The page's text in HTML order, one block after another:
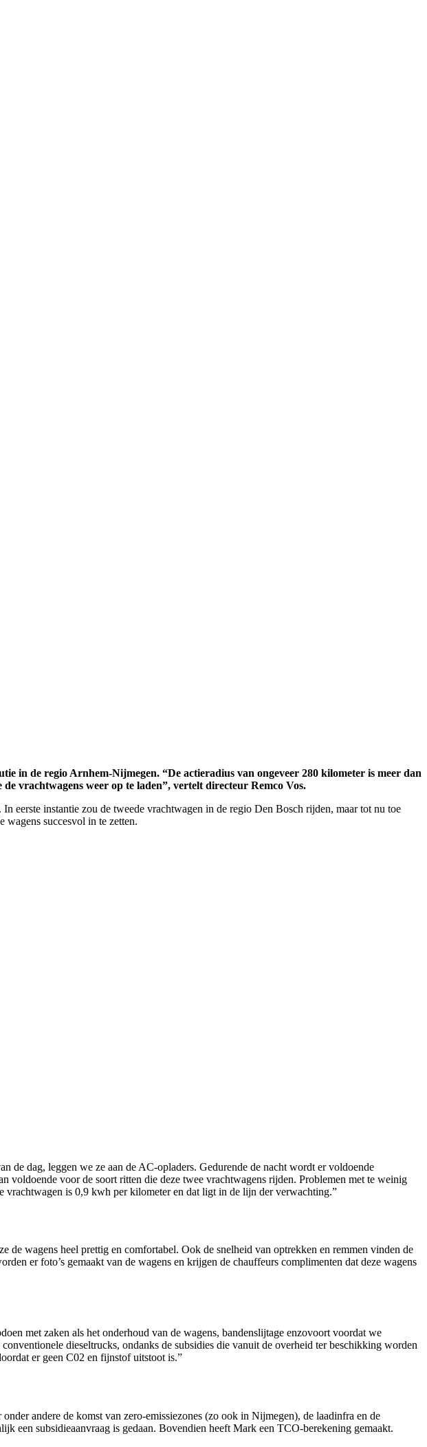
in de regio Arnhem-Nijmegen. “De actieradius van ongeveer 280 kilometer is meer dan
vrachtwagens weer op te laden”, vertelt directeur Remco Vos.
eerste instantie zou de tweede vrachtwagen in de regio Den Bosch rijden, maar tot nu toe
succesvol in te zetten.
de dag, leggen we ze aan de AC-opladers. Gedurende de nacht wordt er voldoende
voldoende voor de soort ritten die deze twee vrachtwagens rijden. Problemen met te weinig
is 0,9 kwh per kilometer en dat ligt in de lijn der verwachting.”
wagens heel prettig en comfortabel. Ook de snelheid van optrekken en remmen vinden de
er foto’s gemaakt van de wagens en krijgen de chauffeurs complimenten dat deze wagens
met zaken als het onderhoud van de wagens, bandenslijtage enzovoort voordat we
dieseltrucks, ondanks de subsidies die vanuit de overheid ter beschikking worden
er geen C02 en fijnstof uitstoot is.”
andere de komst van zero-emissiezones (zo ook in Nijmegen), de laadinfra en de
een subsidieaanvraag is gedaan. Bovendien heeft Mark een TCO-berekening gemaakt.